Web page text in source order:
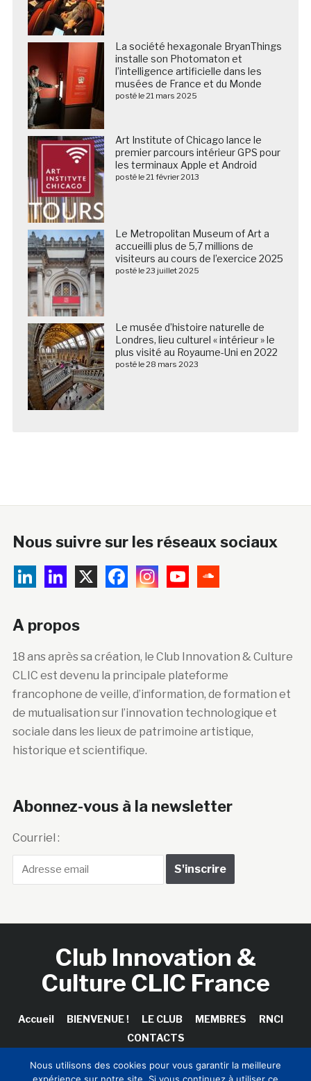
La société hexagonale BryanThings
installe son Photomaton et
l’intelligence artificielle dans les
musées de France et du Monde
posté le 21 mars 2025
Art Institute of Chicago lance le
premier parcours intérieur GPS pour
les terminaux Apple et Android
posté le 21 février 2013
Le Metropolitan Museum of Art a
accueilli plus de 5,7 millions de
visiteurs au cours de l’exercice 2025
posté le 23 juillet 2025
Le musée d’histoire naturelle de
Londres, lieu culturel « intérieur » le
plus visité au Royaume-Uni en 2022
posté le 28 mars 2023
Nous suivre sur les réseaux sociaux
A propos
18 ans après sa création, le Club Innovation & Culture
CLIC est devenu la principale plateforme
francophone de veille, d’information, de formation et
de mutualisation sur l’innovation technologique et
sociale dans les lieux de patrimoine artistique,
historique et scientifique.
Abonnez-vous à la newsletter
Courriel :
Club Innovation &
Culture CLIC France
Accueil BIENVENUE ! LE CLUB MEMBRES
RNCI
CONTACTS
Nous utilisons des cookies pour vous garantir la meilleure